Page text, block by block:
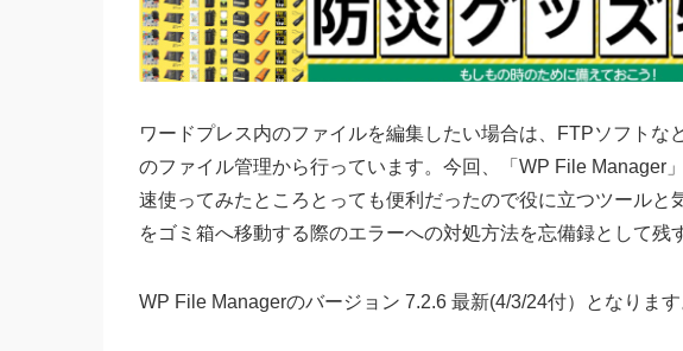
ワードプレス内のファイルを編集したい場合は、FTPソフトな
のファイル管理から行っています。今回、「WP File Manager
速使ってみたところとっても便利だったので役に立つツールと
をゴミ箱へ移動する際のエラーへの対処方法を忘備録として残
WP File Managerのバージョン 7.2.6 最新(4/3/24付）となります